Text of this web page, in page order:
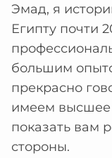
Эмад, я
Египту почти
большим
прекрасно
имеем высшее
показать вам
стороны.